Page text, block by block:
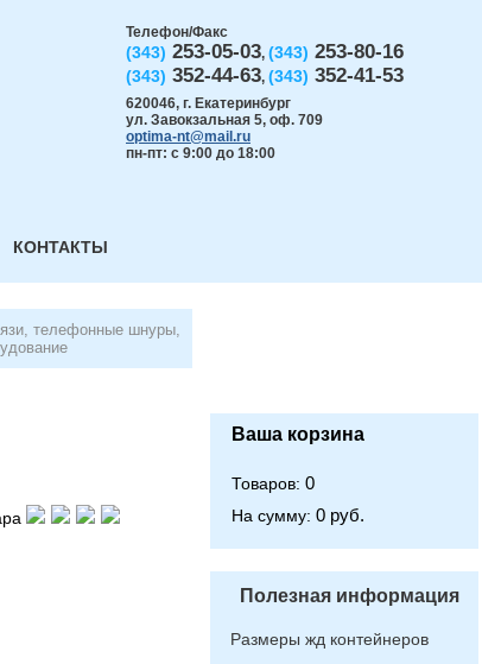
Телефон/Факс
(343) 253-05-03, (343) 253-80-16
(343) 352-44-63, (343) 352-41-53
620046, г. Екатеринбург
ул. Завокзальная 5, оф. 709
optima-nt@mail.ru
пн-пт: с 9:00 до 18:00
КОНТАКТЫ
телефонные шнуры,
Ваша корзина
Товаров: 0
На сумму: 0 руб.
Полезная информация
Размеры жд контейнеров